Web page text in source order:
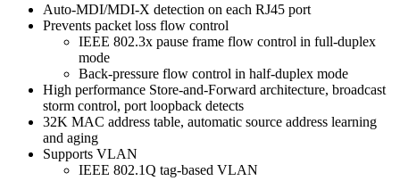
Auto-MDI/MDI-X detection on each RJ45 port
Prevents packet loss flow control
IEEE 802.3x pause frame flow control in full-duplex
mode
Back-pressure flow control in half-duplex mode
High performance Store-and-Forward architecture, broadcast
storm control, port loopback detects
32K MAC address table, automatic source address learning
and aging
Supports VLAN
IEEE 802.1Q tag-based VLAN